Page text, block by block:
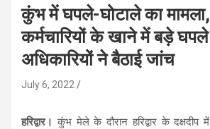
कुंभ में घपले-घोटाले का
कर्मचारियों के खाने में बड़े
अधिकारियों ने बैठाई जांच
July 6, 2022
हरिद्वार। कुंभ मेले के दौरान हरिद्वार के दक्षदीप